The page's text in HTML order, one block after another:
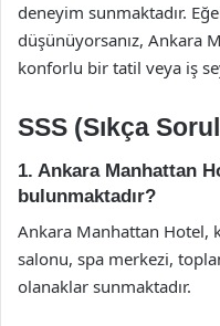
deneyim sunmaktadır.
düşünüyorsanız, Ankara
konforlu bir tatil veya iş
SSS (Sıkça
1. Ankara Manhattan
bulunmaktadır?
Ankara Manhattan Hotel,
salonu, spa merkezi,
olanaklar sunmaktadır.